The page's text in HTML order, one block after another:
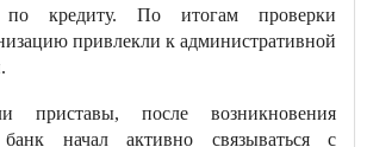
по кредиту. По итогам проверки
привлекли к административной
приставы, после возникновения
банк начал активно связываться с